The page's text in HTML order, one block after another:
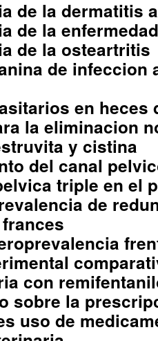
de la dermatitis
de la
de la osteartritis
de infeccion
en heces
la eliminacion
y cistina
del canal
triple en el
de
con
sobre la
uso de